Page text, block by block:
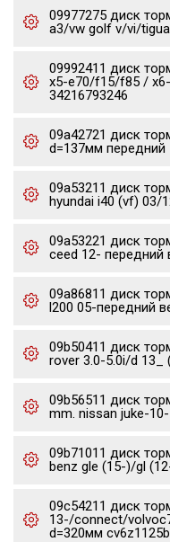
09977275 диск
a3/vw golf v/vi/
09992411 диск
x5-e70/f15/f85 /
34216793246
09a42721 диск
d=137мм передний
09a53211 диск
hyundai i40 (vf) 03/
09a53221 диск
ceed 12- передний
09a86811 диск
l200 05-передний
09b50411 диск
rover 3.0-5.0i/d 13_
09b56511 диск
mm. nissan juke-
09b71011 диск
benz gle (15-)/gl
09c54211 диск
13-/connect/
d=320мм